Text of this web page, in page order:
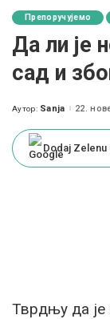
Препоручујемо
Да ли је
сад и
Posted
Аутор: Sanja 22.
Dodaj
Тврдњу да